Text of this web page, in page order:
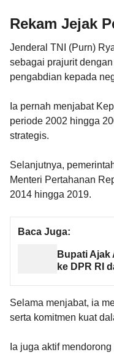
Rekam Jejak
Jenderal TNI (Purn)
sebagai prajurit
pengabdian kepada
Ia pernah menjabat
periode 2002 hingga
strategis.
Selanjutnya,
Menteri Pertahanan
2014 hingga 2019.
Baca Juga:
Bupati Ajak
ke DPR RI
Selama menjabat, ia
serta komitmen kuat
Ia juga aktif